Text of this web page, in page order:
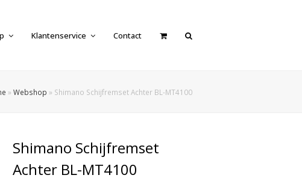
Klantenservice Contact
» Webshop » Shimano Schijfremset Achter BL-MT4100
Shimano Schijfremset
Achter BL-MT4100